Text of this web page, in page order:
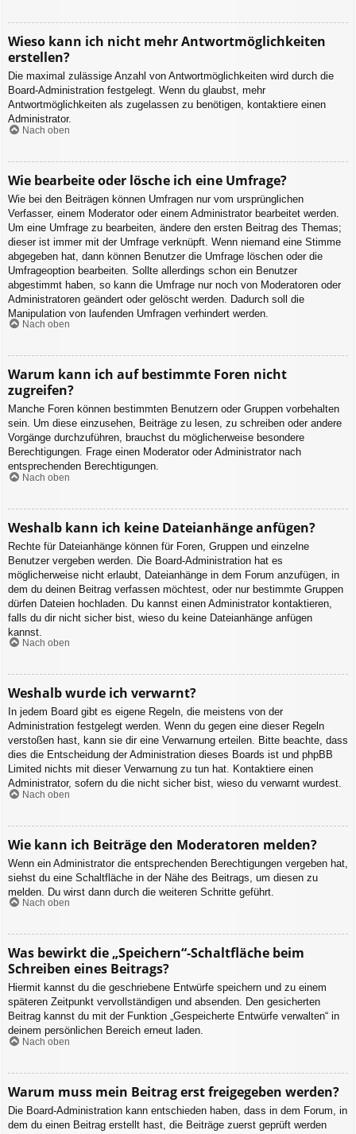
Wieso kann ich nicht mehr Antwortmöglichkeiten
erstellen?
Die maximal zulässige Anzahl von Antwortmöglichkeiten wird durch die
Board-Administration festgelegt. Wenn du glaubst, mehr
Antwortmöglichkeiten als zugelassen zu benötigen, kontaktiere einen
Administrator.
Nach oben
Wie bearbeite oder lösche ich eine Umfrage?
Wie bei den Beiträgen können Umfragen nur vom ursprünglichen
Verfasser, einem Moderator oder einem Administrator bearbeitet werden.
Um eine Umfrage zu bearbeiten, ändere den ersten Beitrag des Themas;
dieser ist immer mit der Umfrage verknüpft. Wenn niemand eine Stimme
abgegeben hat, dann können Benutzer die Umfrage löschen oder die
Umfrageoption bearbeiten. Sollte allerdings schon ein Benutzer
abgestimmt haben, so kann die Umfrage nur noch von Moderatoren oder
Administratoren geändert oder gelöscht werden. Dadurch soll die
Manipulation von laufenden Umfragen verhindert werden.
Nach oben
Warum kann ich auf bestimmte Foren nicht
zugreifen?
Manche Foren können bestimmten Benutzern oder Gruppen vorbehalten
sein. Um diese einzusehen, Beiträge zu lesen, zu schreiben oder andere
Vorgänge durchzuführen, brauchst du möglicherweise besondere
Berechtigungen. Frage einen Moderator oder Administrator nach
entsprechenden Berechtigungen.
Nach oben
Weshalb kann ich keine Dateianhänge anfügen?
Rechte für Dateianhänge können für Foren, Gruppen und einzelne
Benutzer vergeben werden. Die Board-Administration hat es
möglicherweise nicht erlaubt, Dateianhänge in dem Forum anzufügen, in
dem du deinen Beitrag verfassen möchtest, oder nur bestimmte Gruppen
dürfen Dateien hochladen. Du kannst einen Administrator kontaktieren,
falls du dir nicht sicher bist, wieso du keine Dateianhänge anfügen
kannst.
Nach oben
Weshalb wurde ich verwarnt?
In jedem Board gibt es eigene Regeln, die meistens von der
Administration festgelegt werden. Wenn du gegen eine dieser Regeln
verstoßen hast, kann sie dir eine Verwarnung erteilen. Bitte beachte, dass
dies die Entscheidung der Administration dieses Boards ist und phpBB
Limited nichts mit dieser Verwarnung zu tun hat. Kontaktiere einen
Administrator, sofern du die nicht sicher bist, wieso du verwarnt wurdest.
Nach oben
Wie kann ich Beiträge den Moderatoren melden?
Wenn ein Administrator die entsprechenden Berechtigungen vergeben hat,
siehst du eine Schaltfläche in der Nähe des Beitrags, um diesen zu
melden. Du wirst dann durch die weiteren Schritte geführt.
Nach oben
Was bewirkt die „Speichern“-Schaltfläche beim
Schreiben eines Beitrags?
Hiermit kannst du die geschriebene Entwürfe speichern und zu einem
späteren Zeitpunkt vervollständigen und absenden. Den gesicherten
Beitrag kannst du mit der Funktion „Gespeicherte Entwürfe verwalten“ in
deinem persönlichen Bereich erneut laden.
Nach oben
Warum muss mein Beitrag erst freigegeben werden?
Die Board-Administration kann entschieden haben, dass in dem Forum, in
dem du einen Beitrag erstellt hast, die Beiträge zuerst geprüft werden